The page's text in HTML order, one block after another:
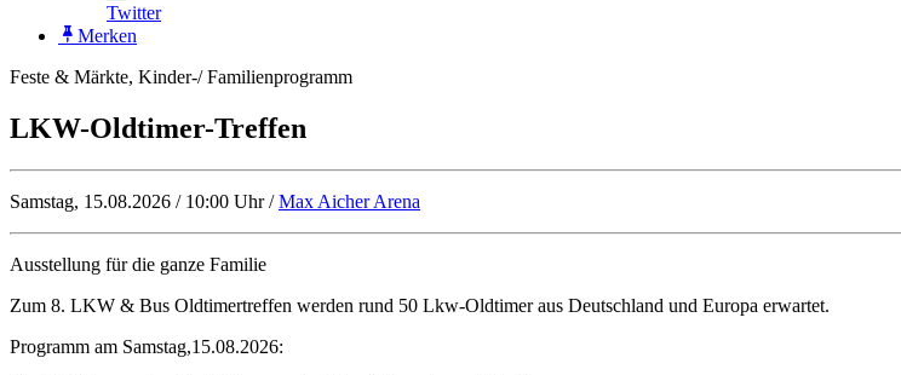
Twitter
Merken
Feste & Märkte, Kinder-/ Familienprogramm
LKW-Oldtimer-Treffen
Samstag, 15.08.2026 / 10:00 Uhr /Max Aicher Arena
Ausstellung für die ganze Familie
Zum 8. LKW & Bus Oldtimertreffen werden rund 50 Lkw-Oldtimer aus Deutschland und Europa erwartet.
Programm am Samstag,15.08.2026: